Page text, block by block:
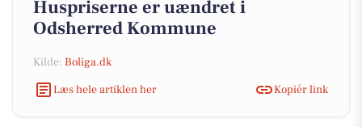
Huspriserne er uændret i
Odsherred Kommune
Kilde: Boliga.dk
Læs hele artiklen her
Kopiér link